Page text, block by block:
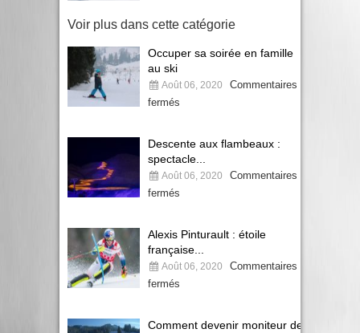
Voir plus dans cette catégorie
Occuper sa soirée en famille
au ski
Août 06, 2020
Commentaires
fermés
Descente aux flambeaux :
spectacle...
Août 06, 2020
Commentaires
fermés
Alexis Pinturault : étoile
française...
Août 06, 2020
Commentaires
fermés
Comment devenir moniteur de